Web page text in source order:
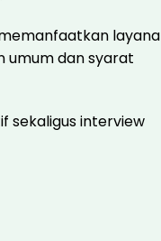
umum dan syarat
sekaligus interview